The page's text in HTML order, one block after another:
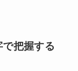
把握する